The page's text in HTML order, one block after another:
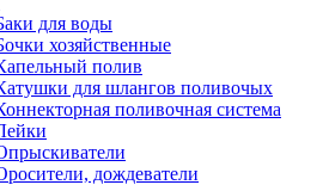
для воды
хозяйственные
полив
для шлангов поливочых
поливочная система
дождеватели